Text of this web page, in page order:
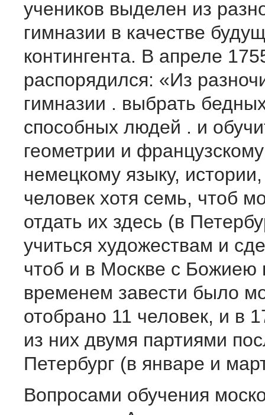
учеников выделен из
гимназии в качестве
контингента. В апреле
распорядился: «Из
гимназии . выбрать
способных людей . и
геометрии и
немецкому языку,
человек хотя семь, чтоб
отдать их здесь (в
учиться художествам и
чтоб и в Москве с
временем завести было
отобрано 11 человек, и в
из них двумя партиями
Петербург (в январе и
Вопросами обучения